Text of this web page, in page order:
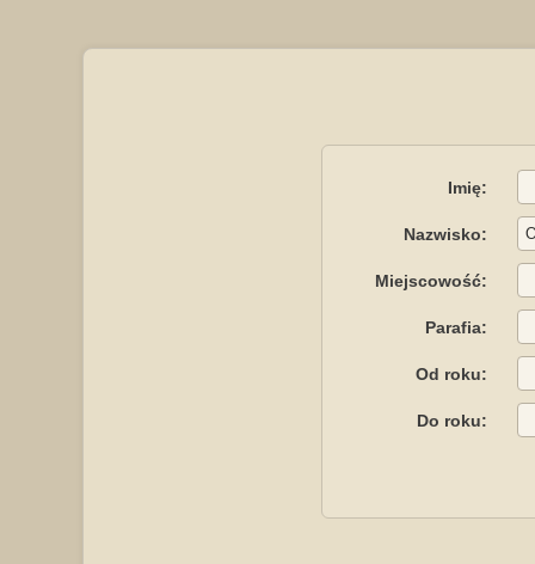
Imię:
Nazwisko:
Miejscowość:
Parafia:
Od roku:
Do roku: